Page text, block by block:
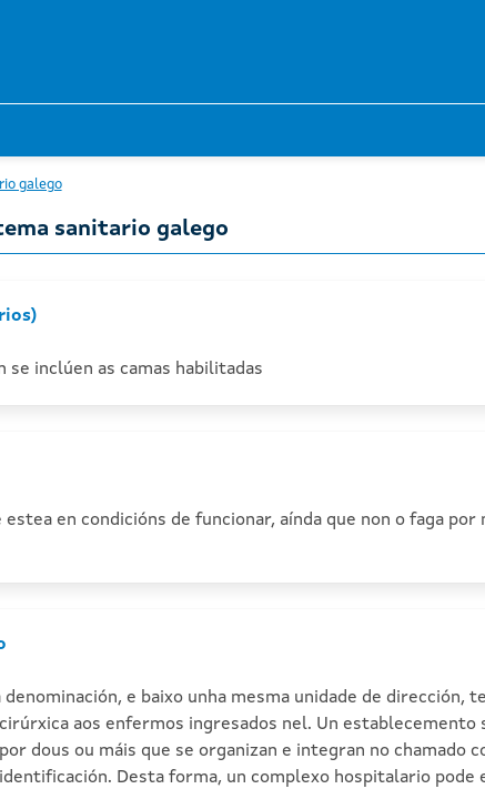
galego
sanitario galego
se inclúen as camas habilitadas
en condicións de funcionar, aínda que non o faga
e baixo unha mesma unidade de dirección,
aos enfermos ingresados nel. Un
dous ou máis que se organizan e integran no chamado
Desta forma, un complexo hospitalario